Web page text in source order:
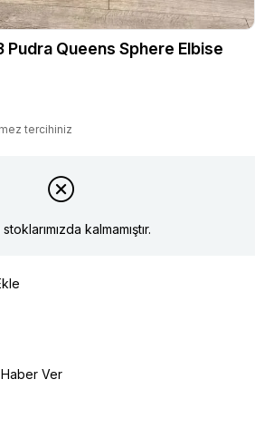
Queens Sphere Elbise
tercihiniz
kalmamıştır.
Ver